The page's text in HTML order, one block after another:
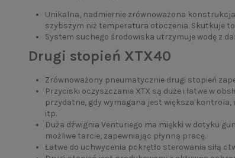
Unikalna, nadmiernie zrównoważona
szybszym niż temperatura otoczenia. Skutkuje
System suchego środowiska utrzymuje wodę z
Drugi stopień XTX40
Zrównoważony pneumatycznie drugi stopień
Przyciski oczyszczania XTX są duże i łatwe w
przydatne, gdy wymagana jest większa
itp.
Duża dźwignia Venturiego ma miękki w dotyku
możliwe tarcie, zapewniając płynną pracę.
Łatwe do uchwycenia pokrętło sterowania siłą